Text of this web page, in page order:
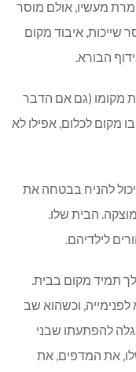
מעשיו, אולם מוסר
שייכות, איבוד מקום
הבורא.
מקומו (גם אם הדבר
מקום לכלום, אפילו לא
להניח בבטחה את
הבית שלו.
לילדיהם.
תמיד מקום בבית.
וכשהוא שב
להפתעתו שבני
את המדפים, את